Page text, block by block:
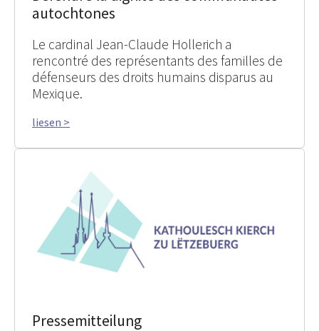
autochtones
Le cardinal Jean-Claude Hollerich a
rencontré des représentants des familles de
défenseurs des droits humains disparus au
Mexique.
liesen >
Pressemitteilung